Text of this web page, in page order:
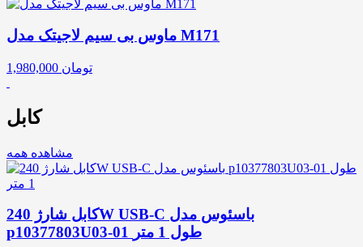
ماوس بی سیم لاجیتک مدل M171
1,980,000 تومان
کابل
مشاهده همه
کابل شارژ 240W USB-C باسئوس مدل
p10377803U03-01 طول 1 متر